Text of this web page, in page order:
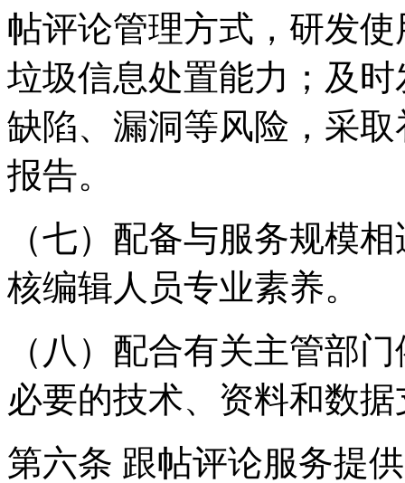
帖评论管理方式，研发
垃圾信息处置能力；及
缺陷、漏洞等风险，采
报告。
（七）配备与服务规模
核编辑人员专业素养。
（八）配合有关主管部
必要的技术、资料和数
第六条 跟帖评论服务提